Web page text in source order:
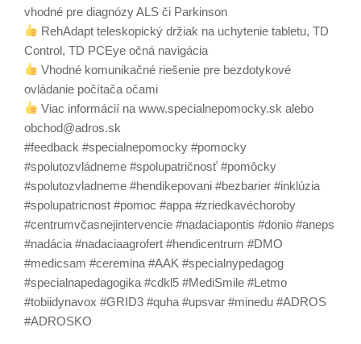
vhodné pre diagnózy ALS či Parkinson
RehAdapt teleskopický držiak na uchytenie tabletu, TD
Control, TD PCEye očná navigácia
Vhodné komunikačné riešenie pre bezdotykové
ovládanie počítača očami
Viac informácií na www.specialnepomocky.sk alebo
obchod@adros.sk
#feedback #specialnepomocky #pomocky
#spolutozvládneme #spolupatričnosť #pomôcky
#spolutozvladneme #hendikepovani #bezbarier #inklúzia
#spolupatricnost #pomoc #appa #zriedkavéchoroby
#centrumvčasnejintervencie #nadaciapontis #donio #aneps
#nadácia #nadaciaagrofert #hendicentrum #DMO
#medicsam #ceremina #AAK #specialnypedagog
#specialnapedagogika #cdkl5 #MediSmile #Letmo
#tobiidynavox #GRID3 #quha #upsvar #minedu #ADROS
#ADROSKO